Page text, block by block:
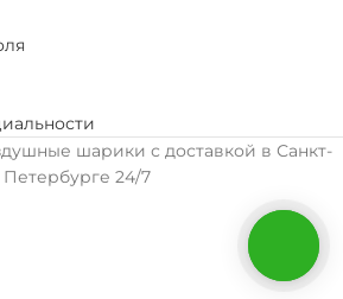
шарики с доставкой в Санкт-
Петербурге 24/7